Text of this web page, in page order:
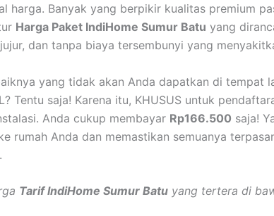
harga. Banyak yang berpikir kualitas premium
Harga Paket IndiHome Sumur Batu yang
dan tanpa biaya tersembunyi yang
yang tidak akan Anda dapatkan di tempat
Tentu saja! Karena itu, KHUSUS untuk
Anda cukup membayar Rp166.500 saja!
rumah Anda dan memastikan semuanya
Tarif IndiHome Sumur Batu yang tertera di